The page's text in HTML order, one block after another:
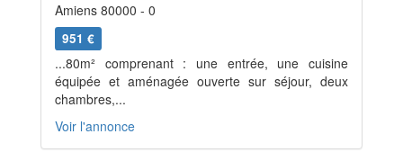
Amiens 80000 - 0
951 €
...80m² comprenant : une entrée, une cuisine
équipée et aménagée ouverte sur séjour, deux
chambres,...
Voir l'annonce